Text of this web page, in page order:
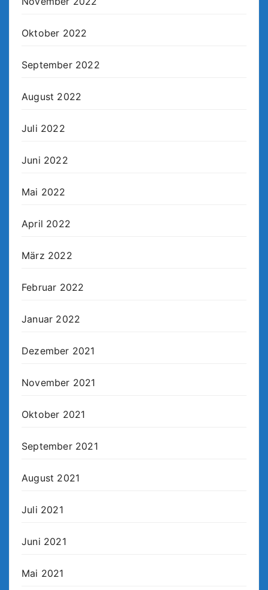
Oktober 2022
September 2022
August 2022
Juli 2022
Juni 2022
Mai 2022
April 2022
März 2022
Februar 2022
Januar 2022
Dezember 2021
November 2021
Oktober 2021
September 2021
August 2021
Juli 2021
Juni 2021
Mai 2021